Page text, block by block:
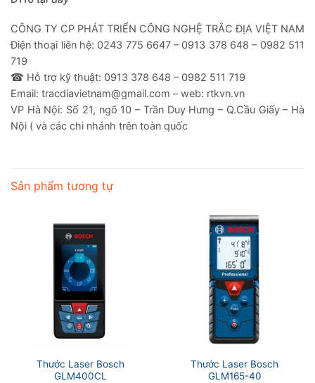
CÔNG TY CP PHÁT TRIỂN CÔNG NGHỆ TRẮC ĐỊA VIỆT NAM
Điện thoại liên hệ: 0243 775 6647 – 0913 378 648 – 0982 511
719
☎ Hỗ trợ kỹ thuật: 0913 378 648 – 0982 511 719
Email: tracdiavietnam@gmail.com – web: rtkvn.vn
VP Hà Nội: Số 21, ngõ 10 – Trần Duy Hưng – Q.Cầu Giấy – Hà
Nội ( và các chi nhánh trên toàn quốc
Sản phẩm tương tự
Thước Laser Bosch
GLM400CL
Thước Laser Bosch
GLM165-40